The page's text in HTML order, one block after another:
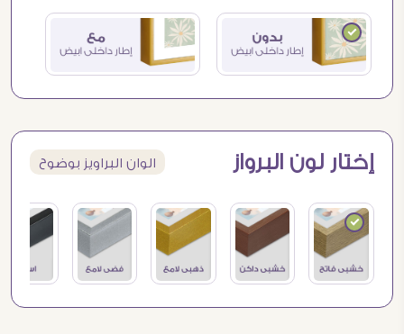
إختار لون البرواز الوان البراويز بوضوح